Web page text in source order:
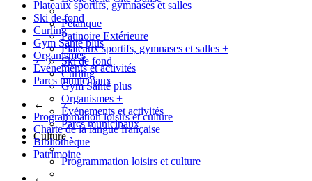
Plateaux sportifs, gymnases et salles
Ski de fond
Curling
Gym Santé plus
Organismes
Événements et activités
Parcs municipaux
←
Programmation loisirs et culture
Charte de la langue française
Bibliothèque
Patrimoine
←
Pétanque
Patinoire Extérieure
Plateaux sportifs, gymnases et salles +
Ski de fond
Curling
Gym Santé plus
Organismes +
Événements et activités
Parcs municipaux
Culture
Programmation loisirs et culture